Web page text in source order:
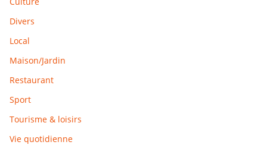
Divers
Local
Maison/Jardin
Restaurant
Sport
Tourisme & loisirs
Vie quotidienne